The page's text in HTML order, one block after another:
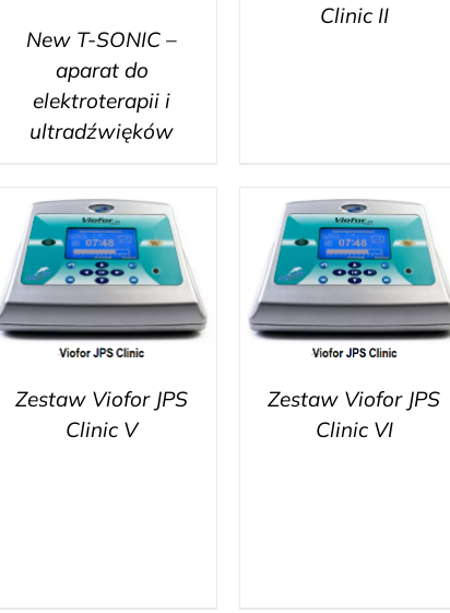
New T-SONIC –
aparat do
elektroterapii i
ultradźwięków
Clinic II
Zestaw Viofor JPS
Clinic V
Zestaw Viofor JPS
Clinic VI